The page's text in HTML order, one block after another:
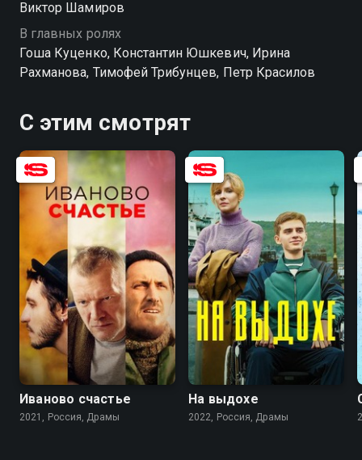
Виктор Шамиров
В главных ролях
Гоша Куценко, Константин Юшкевич, Ирина
Рахманова, Тимофей Трибунцев, Петр Красилов
С этим смотрят
7.4 6.3
Иваново счастье
2021, Россия, Драмы
7.0 4.5
На выдохе
2022, Россия, Драмы